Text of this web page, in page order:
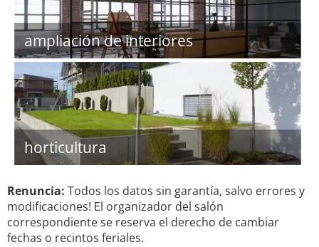
ampliación de interiores
horticultura
Renuncia: Todos los datos sin garantía, salvo errores y
modificaciones! El organizador del salón
correspondiente se reserva el derecho de cambiar
fechas o recintos feriales.